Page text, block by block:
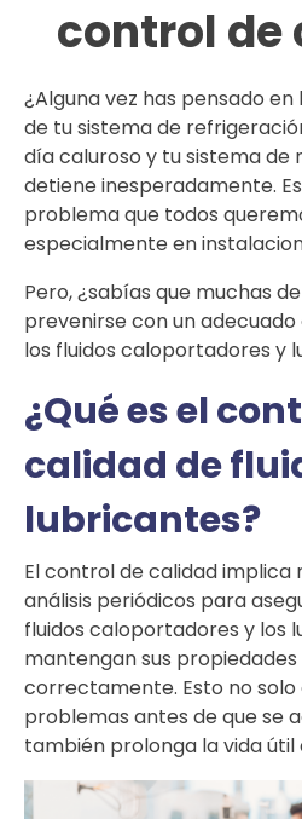
control de
¿Alguna vez has pensado
de tu sistema de
día caluroso y tu sistema de
detiene inesperadamente.
problema que todos
especialmente en
Pero, ¿sabías que muchas
prevenirse con un
los fluidos caloportadores y
¿Qué es el
calidad de
lubricantes?
El control de calidad implica
análisis periódicos para
fluidos caloportadores y los
mantengan sus
correctamente. Esto no
problemas antes de que se
también prolonga la vida útil